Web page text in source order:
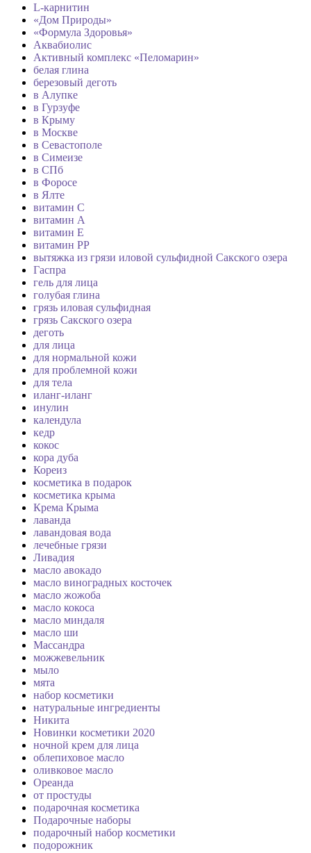
L-карнитин
«Дом Природы»
«Формула Здоровья»
Аквабиолис
Активный комплекс «Пеломарин»
белая глина
березовый деготь
в Алупке
в Гурзуфе
в Крыму
в Москве
в Севастополе
в Симеизе
в СПб
в Форосе
в Ялте
витамин C
витамин А
витамин Е
витамин РР
вытяжка из грязи иловой сульфидной Сакского озера
Гаспра
гель для лица
голубая глина
грязь иловая сульфидная
грязь Сакского озера
деготь
для лица
для нормальной кожи
для проблемной кожи
для тела
иланг-иланг
инулин
календула
кедр
кокос
кора дуба
Кореиз
косметика в подарок
косметика крыма
Крема Крыма
лаванда
лавандовая вода
лечебные грязи
Ливадия
масло авокадо
масло виноградных косточек
масло жожоба
масло кокоса
масло миндаля
масло ши
Массандра
можжевельник
мыло
мята
набор косметики
натуральные ингредиенты
Никита
Новинки косметики 2020
ночной крем для лица
облепиховое масло
оливковое масло
Ореанда
от простуды
подарочная косметика
Подарочные наборы
подарочный набор косметики
подорожник